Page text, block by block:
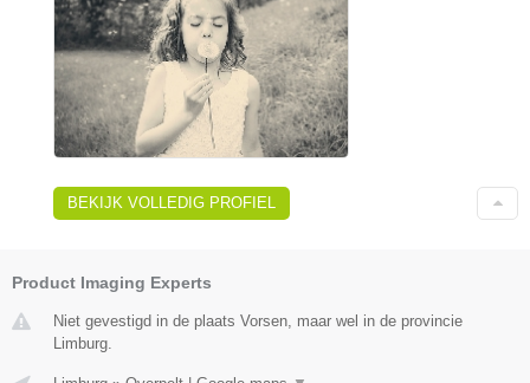
BEKIJK VOLLEDIG PROFIEL
Product Imaging Experts
Niet gevestigd in de plaats Vorsen, maar wel in de provincie
Limburg.